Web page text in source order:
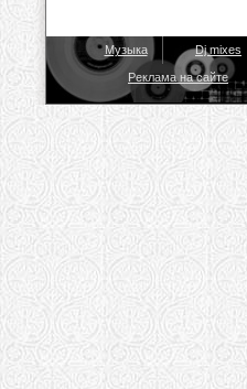
Музыка Dj mixes
Реклама на сайте